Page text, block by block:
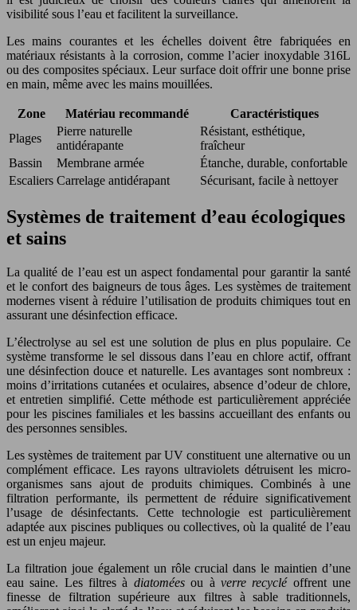
visibilité sous l’eau et facilitent la surveillance.
Les mains courantes et les échelles doivent être fabriquées en
matériaux résistants à la corrosion, comme l’acier inoxydable 316L
ou des composites spéciaux. Leur surface doit offrir une bonne prise
en main, même avec les mains mouillées.
Zone Matériau recommandé
Caractéristiques
Plages
Pierre naturelle
antidérapante
Résistant, esthétique,
fraîcheur
Bassin
Membrane armée
Étanche, durable, confortable
Escaliers Carrelage antidérapant Sécurisant, facile à nettoyer
Systèmes de traitement d’eau écologiques
et sains
La qualité de l’eau est un aspect fondamental pour garantir la santé
et le confort des baigneurs de tous âges. Les systèmes de traitement
modernes visent à réduire l’utilisation de produits chimiques tout en
assurant une désinfection efficace.
L’électrolyse au sel est une solution de plus en plus populaire. Ce
système transforme le sel dissous dans l’eau en chlore actif, offrant
une désinfection douce et naturelle. Les avantages sont nombreux :
moins d’irritations cutanées et oculaires, absence d’odeur de chlore,
et entretien simplifié. Cette méthode est particulièrement appréciée
pour les piscines familiales et les bassins accueillant des enfants ou
des personnes sensibles.
Les systèmes de traitement par UV constituent une alternative ou un
complément efficace. Les rayons ultraviolets détruisent les micro-
organismes sans ajout de produits chimiques. Combinés à une
filtration performante, ils permettent de réduire significativement
l’usage de désinfectants. Cette technologie est particulièrement
adaptée aux piscines publiques ou collectives, où la qualité de l’eau
est un enjeu majeur.
La filtration joue également un rôle crucial dans le maintien d’une
eau saine. Les filtres à diatoméesou à verre recyclé offrent une
finesse de filtration supérieure aux filtres à sable traditionnels,